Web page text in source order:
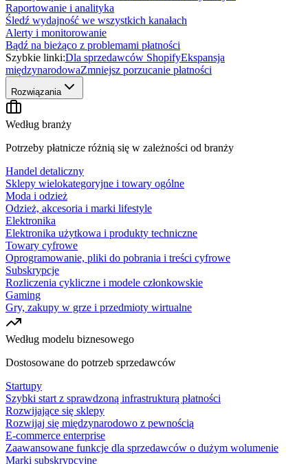
Raportowanie i analityka
Śledź wydajność we wszystkich kanałach
Alerty i monitorowanie
Bądź na bieżąco z problemami płatności
Szybkie linki:Dla sprzedawców ShopifyEkspansja
międzynarodowaZmniejsz porzucanie płatności
Rozwiązania
Według branży
Potrzeby płatnicze różnią się w zależności od branży
Handel detaliczny
Sklepy wielokategoryjne i towary ogólne
Moda i odzież
Odzież, akcesoria i marki lifestyle
Elektronika
Elektronika użytkowa i produkty techniczne
Towary cyfrowe
Oprogramowanie, pliki do pobrania i treści cyfrowe
Subskrypcje
Rozliczenia cykliczne i modele członkowskie
Gaming
Gry, zakupy w grze i przedmioty wirtualne
Według modelu biznesowego
Dostosowane do potrzeb sprzedawców
Startupy
Szybki start z sprawdzoną infrastrukturą płatności
Rozwijające się sklepy
Rozwijaj się międzynarodowo z pewnością
E-commerce enterprise
Zaawansowane funkcje dla sprzedawców o dużym wolumenie
Marki subskrypcyjne